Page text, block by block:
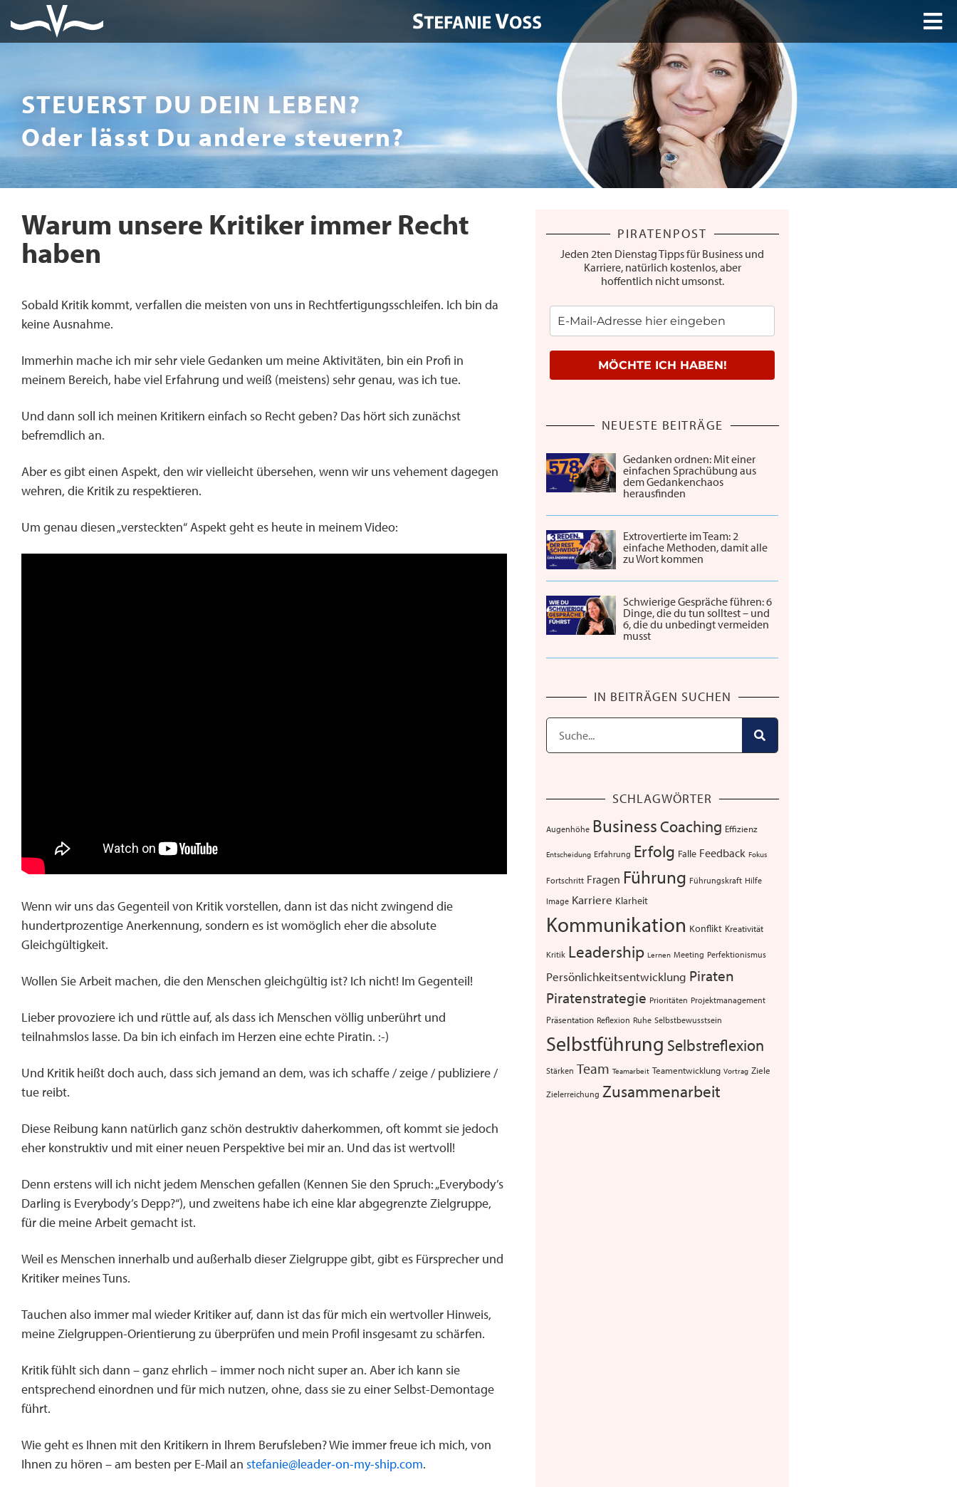
STEUERST DU DEIN LEBEN?
Oder lässt Du andere steuern?
Warum unsere Kritiker immer Recht
haben
Sobald Kritik kommt, verfallen die meisten von uns in Rechtfertigungsschleifen. Ich bin da
keine Ausnahme.
Immerhin mache ich mir sehr viele Gedanken um meine Aktivitäten, bin ein Profi in
meinem Bereich, habe viel Erfahrung und weiß (meistens) sehr genau, was ich tue.
Und dann soll ich meinen Kritikern einfach so Recht geben? Das hört sich zunächst
befremdlich an.
Aber es gibt einen Aspekt, den wir vielleicht übersehen, wenn wir uns vehement dagegen
wehren, die Kritik zu respektieren.
Um genau diesen „versteckten“ Aspekt geht es heute in meinem Video:
Wenn wir uns das Gegenteil von Kritik vorstellen, dann ist das nicht zwingend die
hundertprozentige Anerkennung, sondern es ist womöglich eher die absolute
Gleichgültigkeit.
Wollen Sie Arbeit machen, die den Menschen gleichgültig ist? Ich nicht! Im Gegenteil!
Lieber provoziere ich und rüttle auf, als dass ich Menschen völlig unberührt und
teilnahmslos lasse. Da bin ich einfach im Herzen eine echte Piratin. :-)
Und Kritik heißt doch auch, dass sich jemand an dem, was ich schaffe / zeige / publiziere /
tue reibt.
Diese Reibung kann natürlich ganz schön destruktiv daherkommen, oft kommt sie jedoch
eher konstruktiv und mit einer neuen Perspektive bei mir an. Und das ist wertvoll!
Denn erstens will ich nicht jedem Menschen gefallen (Kennen Sie den Spruch: „Everybody’s
Darling is Everybody’s Depp?“), und zweitens habe ich eine klar abgegrenzte Zielgruppe,
für die meine Arbeit gemacht ist.
Weil es Menschen innerhalb und außerhalb dieser Zielgruppe gibt, gibt es Fürsprecher und
Kritiker meines Tuns.
Tauchen also immer mal wieder Kritiker auf, dann ist das für mich ein wertvoller Hinweis,
meine Zielgruppen-Orientierung zu überprüfen und mein Profil insgesamt zu schärfen.
Kritik fühlt sich dann – ganz ehrlich – immer noch nicht super an. Aber ich kann sie
entsprechend einordnen und für mich nutzen, ohne, dass sie zu einer Selbst-Demontage
führt.
Wie geht es Ihnen mit den Kritikern in Ihrem Berufsleben? Wie immer freue ich mich, von
Ihnen zu hören – am besten per E-Mail an stefanie@leader-on-my-ship.com.
PIRATENPOST
Jeden 2ten Dienstag Tipps für Business und
Karriere, natürlich kostenlos, aber
hoffentlich nicht umsonst.
MÖCHTE ICH HABEN!
NEUESTE BEITRÄGE
Gedanken ordnen: Mit einer
einfachen Sprachübung aus
dem Gedankenchaos
herausfinden
Extrovertierte im Team: 2
einfache Methoden, damit alle
zu Wort kommen
Schwierige Gespräche führen: 6
Dinge, die du tun solltest – und
6, die du unbedingt vermeiden
musst
IN BEITRÄGEN SUCHEN
SCHLAGWÖRTER
Augenhöhe BusinessCoaching Effizienz
Entscheidung Erfahrung Erfolg Falle Feedback Fokus
Fortschritt Fragen Führung Führungskraft Hilfe
Image Karriere Klarheit
Kommunikation Konflikt Kreativität
Kritik Leadership Lernen Meeting Perfektionismus
Persönlichkeitsentwicklung Piraten
Piratenstrategie Prioritäten Projektmanagement
Präsentation Reflexion Ruhe Selbstbewusstsein
Selbstführung Selbstreflexion
Stärken Team Teamarbeit Teamentwicklung Vortrag Ziele
Zielerreichung Zusammenarbeit